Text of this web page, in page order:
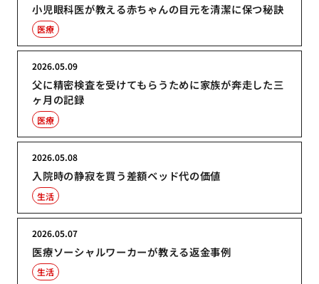
小児眼科医が教える赤ちゃんの目元を清潔に保つ秘訣
医療
父に精密検査を受けてもらうために家族が奔走した三
ヶ月の記録
2026.05.09
医療
入院時の静寂を買う差額ベッド代の価値
2026.05.08
生活
医療ソーシャルワーカーが教える返金事例
2026.05.07
生活